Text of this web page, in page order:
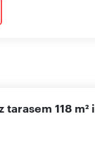
tarasem 118 m²